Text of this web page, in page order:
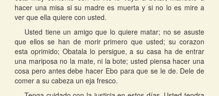
hacer una misa si su madre es muerta y si no lo es mire a
ver que ella quiere con usted.
Usted tiene un amigo que lo quiere matar; no se asuste
que ellos se han de morir primero que usted; su corazon
esta oprimido; Obatala lo persigue, a su casa ha de entrar
una mariposa no la mate, ni la bote; usted piensa hacer una
cosa pero antes debe hacer Ebo para que se le de. Dele de
comer a su cabeza un eja fresco.